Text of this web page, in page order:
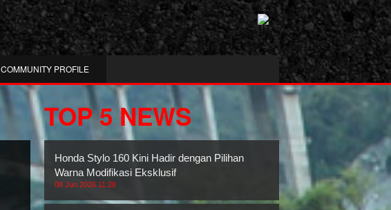
COMMUNITY PROFILE
TOP 5 NEWS
Honda Stylo 160 Kini Hadir dengan Pilihan
Warna Modifikasi Eksklusif
08 Jun 2026 11:28